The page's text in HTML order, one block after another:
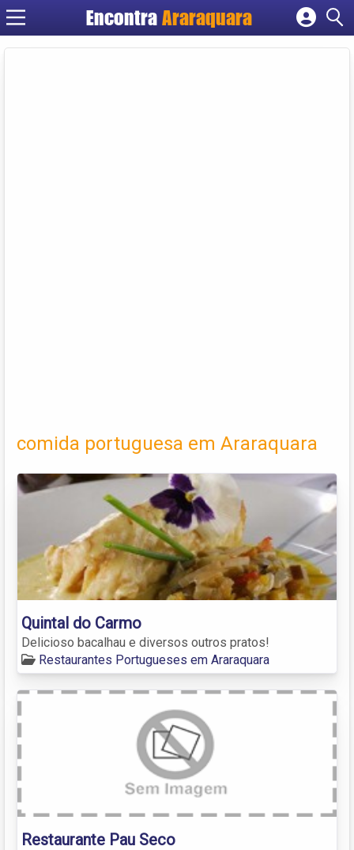
EncontraAraraquara
Cadastrar empresa
comida portuguesa em Araraquara
Quintal do Carmo
Delicioso bacalhau e diversos outros pratos!
Restaurantes Portugueses em Araraquara
Restaurante Pau Seco